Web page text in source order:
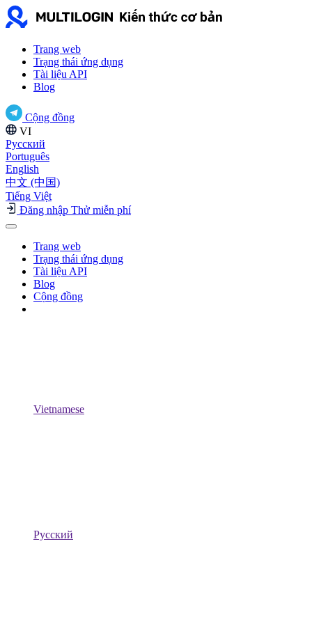
Trang web
Trạng thái ứng dụng
Tài liệu API
Blog
Cộng đồng
VI
Русский
Português
English
中文 (中国)
Tiếng Việt
Đăng nhập Thử miễn phí
Trang web
Trạng thái ứng dụng
Tài liệu API
Blog
Cộng đồng
Vietnamese
Русский